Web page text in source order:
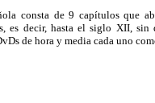
consta de 9 capítulos que
es decir, hasta el siglo XII,
de hora y media cada uno